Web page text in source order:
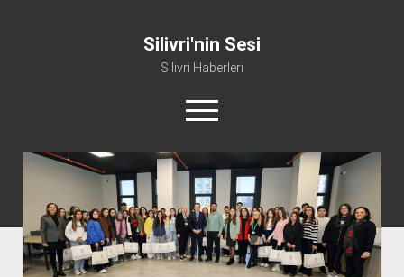
Silivri'nin Sesi
Silivri Haberleri
m
e
y
a
ç
facebook
Manifesto
Gündem
Haber